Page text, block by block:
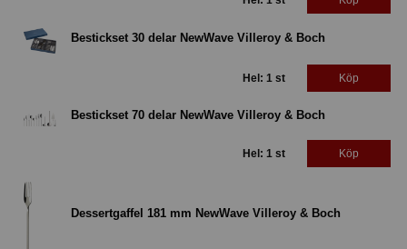
Bestickset 30 delar NewWave Villeroy & Boch
Hel: 1 st Köp
Bestickset 70 delar NewWave Villeroy & Boch
Hel: 1 st Köp
Dessertgaffel 181 mm NewWave Villeroy & Boch